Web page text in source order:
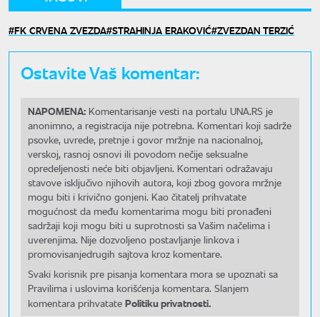
FK CRVENA ZVEZDA STRAHINJA ERAKOVIĆ ZVEZDAN TERZIĆ
Ostavite Vaš komentar:
NAPOMENA: Komentarisanje vesti na portalu UNA.RS je
anonimno, a registracija nije potrebna. Komentari koji sadrže
psovke, uvrede, pretnje i govor mržnje na nacionalnoj,
verskoj, rasnoj osnovi ili povodom nečije seksualne
opredeljenosti neće biti objavljeni. Komentari odražavaju
stavove isključivo njihovih autora, koji zbog govora mržnje
mogu biti i krivično gonjeni. Kao čitatelj prihvatate
mogućnost da među komentarima mogu biti pronađeni
sadržaji koji mogu biti u suprotnosti sa Vašim načelima i
uverenjima. Nije dozvoljeno postavljanje linkova i
promovisanjedrugih sajtova kroz komentare.
Svaki korisnik pre pisanja komentara mora se upoznati sa
Pravilima i uslovima korišćenja komentara. Slanjem
komentara prihvatate Politiku privatnosti.